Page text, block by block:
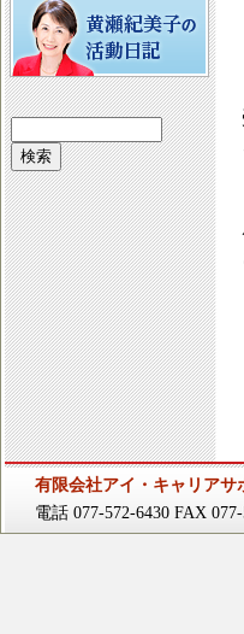
有限会社アイ・キャリアサ
電話 077-572-6430 FAX